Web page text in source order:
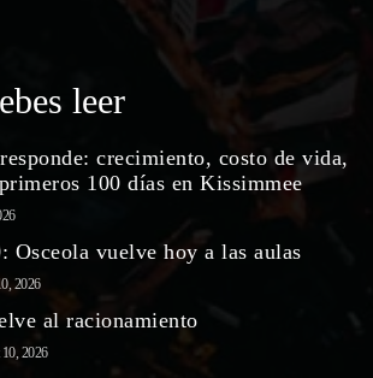
leer
crecimiento, costo de vida,
100 días en Kissimmee
Osceola vuelve hoy a las aulas
2026
al racionamiento
2026